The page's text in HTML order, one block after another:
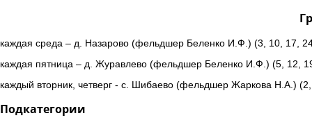
каждая среда – д. Назарово (фельдшер Беленко И.Ф.) (3, 10, 17,
каждая пятница – д. Журавлево (фельдшер Беленко И.Ф.) (5, 12,
каждый вторник, четверг - с. Шибаево (фельдшер Жаркова Н.А.)
Подкатегории